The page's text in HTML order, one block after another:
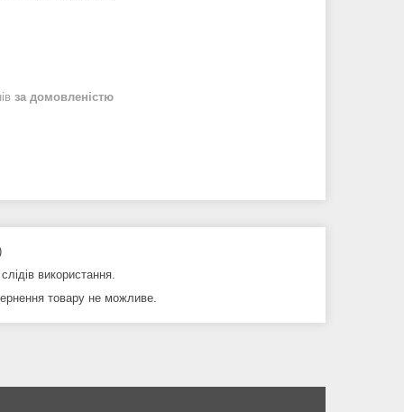
за домовленістю
використання.
товару не можливе.